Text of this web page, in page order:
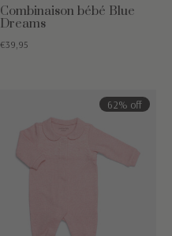
Combinaison bébé Blue
Dreams
€39,95
62% off